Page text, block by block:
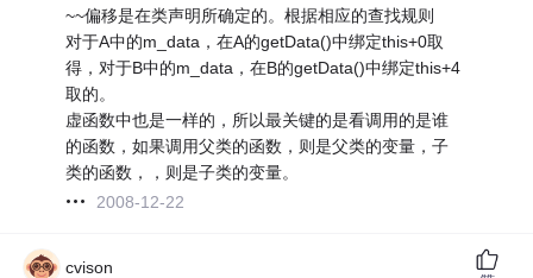
~~偏移是在类声明所确定的。根据相应的查找规则
对于A中的m_data，在A的getData()中绑定this+0取
得，对于B中的m_data，在B的getData()中绑定this+4
取的。
虚函数中也是一样的，所以最关键的是看调用的是谁
的函数，如果调用父类的函数，则是父类的变量，子
类的函数，，则是子类的变量。
2008-12-22
cvison